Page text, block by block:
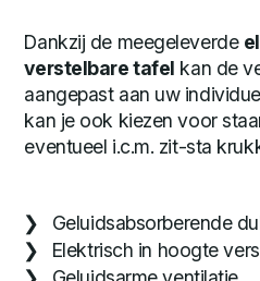
Dankzij de meegeleverde
verstelbare tafel kan de
aangepast aan uw
kan je ook kiezen voor
eventueel i.c.m. zit-sta
Geluidsabsorberende
Elektrisch in hoogte